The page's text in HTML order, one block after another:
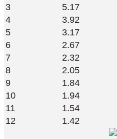
3
5.17
4
3.92
5
3.17
6
2.67
7
2.32
8
2.05
9
1.84
10
1.94
11
1.54
12
1.42